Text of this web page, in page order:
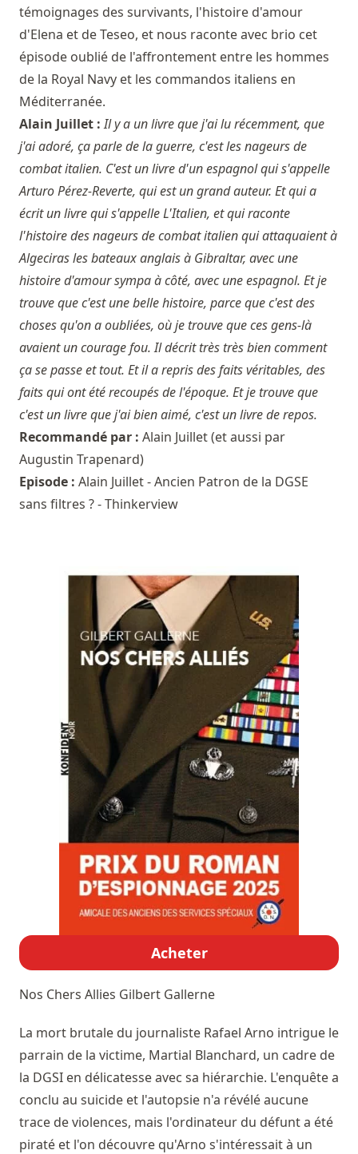
témoignages des survivants, l'histoire d'amour
d'Elena et de Teseo, et nous raconte avec brio cet
épisode oublié de l'affrontement entre les hommes
de la Royal Navy et les commandos italiens en
Méditerranée.
Alain Juillet :Il y a un livre que j'ai lu récemment, que
j'ai adoré, ça parle de la guerre, c'est les nageurs de
combat italien. C'est un livre d'un espagnol qui s'appelle
Arturo Pérez-Reverte, qui est un grand auteur. Et qui a
écrit un livre qui s'appelle L'Italien, et qui raconte
l'histoire des nageurs de combat italien qui attaquaient à
Algeciras les bateaux anglais à Gibraltar, avec une
histoire d'amour sympa à côté, avec une espagnol. Et je
trouve que c'est une belle histoire, parce que c'est des
choses qu'on a oubliées, où je trouve que ces gens-là
avaient un courage fou. Il décrit très très bien comment
ça se passe et tout. Et il a repris des faits véritables, des
faits qui ont été recoupés de l'époque. Et je trouve que
c'est un livre que j'ai bien aimé, c'est un livre de repos.
Recommandé par : Alain Juillet(et aussi par
Augustin Trapenard)
Episode : Alain Juillet - Ancien Patron de la DGSE
sans filtres ? - Thinkerview
Acheter
Nos Chers Allies Gilbert Gallerne
La mort brutale du journaliste Rafael Arno intrigue le
parrain de la victime, Martial Blanchard, un cadre de
la DGSI en délicatesse avec sa hiérarchie. L'enquête a
conclu au suicide et l'autopsie n'a révélé aucune
trace de violences, mais l'ordinateur du défunt a été
piraté et l'on découvre qu'Arno s'intéressait à un